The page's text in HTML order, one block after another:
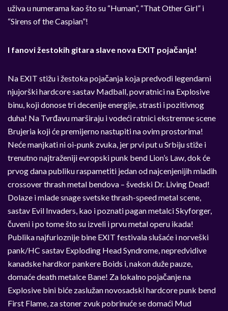
uživa u numerama kao što su “Human”, “That Other Girl” i
“Sirens of the Caspian”!
I fanovi žestokih gitara slave nova EXIT pojačanja!
Na EXIT stižu i žestoka pojačanja koja predvodi legendarni
njujorški hardcore sastav Madball, povratnici na Explosive
binu, koji donose tri decenije energije, strasti i pozitivnog
duha! Na Tvrđavu marširaju i vodeći ratnici ekstremne scene
Brujeria koji će premijerno nastupiti na ovim prostorima!
Neće manjkati ni oi-punk zvuka, jer prvi put u Srbiju stiže i
trenutno najtraženiji evropski punk bend Lion’s Law, dok će
prvog dana publiku raspametiti jedan od najcenjenijih mladih
crossover thrash metal bendova – švedski Dr. Living Dead!
Dolaze i mlade snage svetske thrash-speed metal scene,
sastav Evil Invaders, kao i poznati pagan metalci Skyforger,
čuveni i po tome što su izveli i prvu metal operu ikada!
Publika najfurioznije bine EXIT festivala slušaće i norveški
pank/HC sastav Exploding Head Syndrome, nepredvidive
kanadske hardkor pankere Boids i, nakon duže pauze,
domaće death metalce Bane! Za lokalno pojačanje na
Explosive bini biće zaslužan novosadski hardcore punk bend
First Flame, za stoner zvuk pobrinuće se domaći Mud